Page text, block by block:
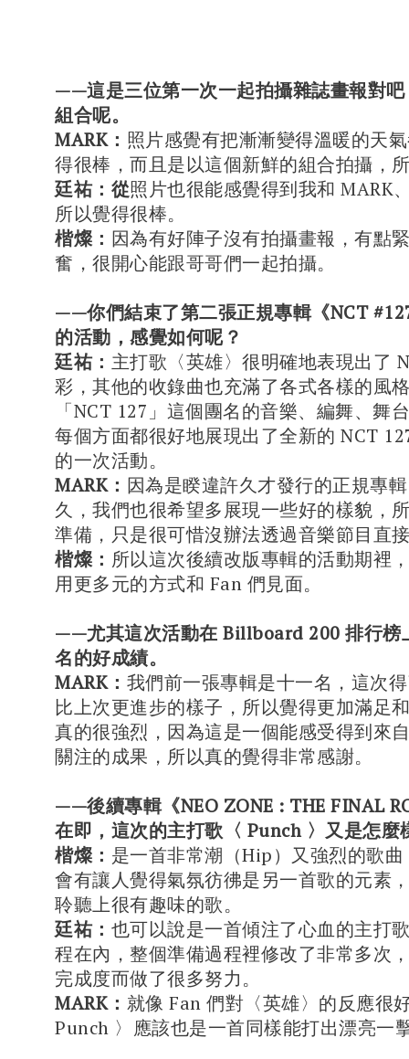
——這是三位第一次一起拍攝雜誌畫報對
組合呢。
MARK： 照片感覺有把漸漸變得溫暖的天
得很棒，而且是以這個新鮮的組合拍攝，
廷祐：從照片也很能感覺得到我和 MARK
所以覺得很棒。
楷燦： 因為有好陣子沒有拍攝畫報，有點
奮，很開心能跟哥哥們一起拍攝。
——你們結束了第二張正規專輯《NCT
的活動，感覺如何呢？
廷祐： 主打歌〈英雄〉很明確地表現出了
彩，其他的收錄曲也充滿了各式各樣的風
「NCT 127」這個團名的音樂、編舞、舞
每個方面都很好地展現出了全新的 NCT
的一次活動。
MARK： 因為是睽違許久才發行的正規專
久，我們也很希望多展現一些好的樣貌，
準備，只是很可惜沒辦法透過音樂節目直
楷燦： 所以這次後續改版專輯的活動期裡
用更多元的方式和 Fan 們見面。
——尤其這次活動在 Billboard 200 排行榜
名的好成績。
MARK： 我們前一張專輯是十一名，這次
比上次更進步的樣子，所以覺得更加滿足
真的很強烈，因為這是一個能感受得到來
關注的成果，所以真的覺得非常感謝。
——後續專輯《NEO ZONE : THE FINAL
在即，這次的主打歌〈 Punch 〉又是怎麼
楷燦： 是一首非常潮（Hip）又強烈的歌
會有讓人覺得氣氛彷彿是另一首歌的元素
聆聽上很有趣味的歌。
廷祐： 也可以說是一首傾注了心血的主打
程在內，整個準備過程裡修改了非常多次
完成度而做了很多努力。
MARK： 就像 Fan 們對〈英雄〉的反應很
Punch 〉應該也是一首同樣能打出漂亮一